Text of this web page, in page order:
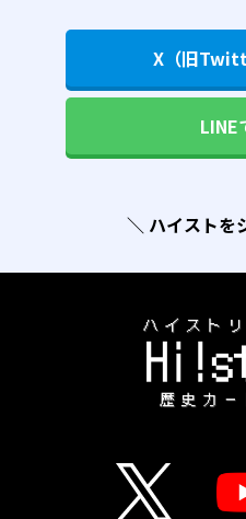
X（旧
LINE
＼ ハイストを